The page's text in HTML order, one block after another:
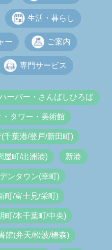
生活・暮らし
ー ご案内
専門サービス
ーバー・さんばしひろば
タワー・美術館
千葉港/登戸/新田町)
屋町/出洲港) 新港
ンタウン(幸町)
町/富士見/栄町)
町/本千葉町/中央)
館(弁天/松波/椿森)